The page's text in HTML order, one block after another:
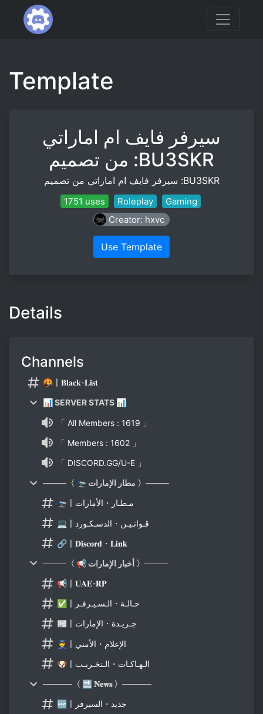
Template
سيرفر فايف ام اماراتي
من تصميم :BU3SKR
سيرفر فايف ام اماراتي من تصميم :BU3SKR
1751 uses Roleplay
Gaming
Creator: hxvc
Use Template
Details
Channels
🤬〡𝐁𝐥𝐚𝐜𝐤-𝐋𝐢𝐬𝐭
📊 SERVER STATS 📊
「 All Members : 1619 」
「 Members : 1602 」
「 DISCORD.GG/U-E 」
────〈 🛬 مطار الإمارات 〉────
🛬〡مـطـار・الأمارات
💻〡قـوانـيـن・الدسـكـورد
🔗〡𝐃𝐢𝐬𝐜𝐨𝐫𝐝・𝐋𝐢𝐧𝐤
────〈 📢 أخبار الإمارات 〉────
📢〡𝐔𝐀𝐄-𝐑𝐏
✅〡حـالـة・الـسـيـرفـر
📰〡جـريـدة・الإمارات
👮〡الإعلام・الأمني
🐶〡الـهـاكـات・الـتخـريـب
─────〈 🔜 𝐍𝐞𝐰𝐬 〉─────
🆕〡جديد・السيرفر